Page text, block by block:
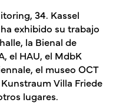
34. Kassel
exhibido su trabajo
la Bienal de
el HAU, el MdbK
el museo OCT
Villa Friede
lugares.